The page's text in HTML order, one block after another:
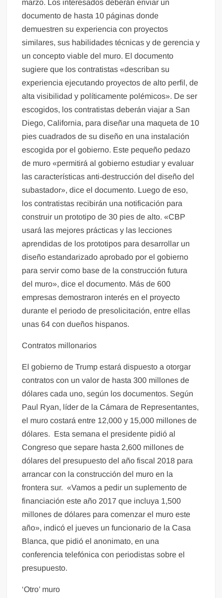
marzo. Los interesados deberán enviar un
documento de hasta 10 páginas donde
demuestren su experiencia con proyectos
similares, sus habilidades técnicas y de gerencia y
un concepto viable del muro. El documento
sugiere que los contratistas «describan su
experiencia ejecutando proyectos de alto perfil, de
alta visibilidad y políticamente polémicos». De ser
escogidos, los contratistas deberán viajar a San
Diego, California, para diseñar una maqueta de 10
pies cuadrados de su diseño en una instalación
escogida por el gobierno. Este pequeño pedazo
de muro «permitirá al gobierno estudiar y evaluar
las características anti-destrucción del diseño del
subastador», dice el documento. Luego de eso,
los contratistas recibirán una notificación para
construir un prototipo de 30 pies de alto. «CBP
usará las mejores prácticas y las lecciones
aprendidas de los prototipos para desarrollar un
diseño estandarizado aprobado por el gobierno
para servir como base de la construcción futura
del muro», dice el documento. Más de 600
empresas demostraron interés en el proyecto
durante el periodo de presolicitación, entre ellas
unas 64 con dueños hispanos.
Contratos millonarios
El gobierno de Trump estará dispuesto a otorgar
contratos con un valor de hasta 300 millones de
dólares cada uno, según los documentos. Según
Paul Ryan, líder de la Cámara de Representantes,
el muro costará entre 12,000 y 15,000 millones de
dólares. Esta semana el presidente pidió al
Congreso que separe hasta 2,600 millones de
dólares del presupuesto del año fiscal 2018 para
arrancar con la construcción del muro en la
frontera sur. «Vamos a pedir un suplemento de
financiación este año 2017 que incluya 1,500
millones de dólares para comenzar el muro este
año», indicó el jueves un funcionario de la Casa
Blanca, que pidió el anonimato, en una
conferencia telefónica con periodistas sobre el
presupuesto.
‘Otro’ muro